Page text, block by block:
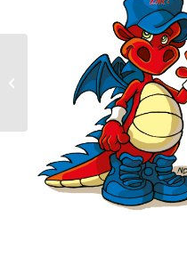
ZAK! – Avanti Mondorf (Filles)